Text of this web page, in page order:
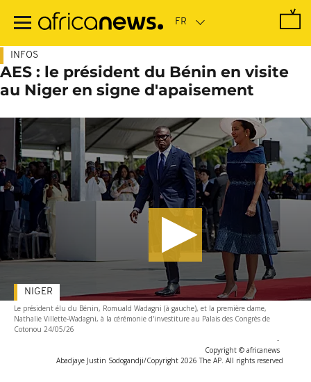
contenu
INFOS
AES : le président du Bénin en visite
au Niger en signe d'apaisement
Le président élu du Bénin, Romuald Wadagni (à gauche), et la première dame,
Nathalie Villette-Wadagni, à la cérémonie d'investiture au Palais des Congrès de
Cotonou 24/05/26
-
Copyright © africanews
Abadjaye Justin Sodogandji/Copyright 2026 The AP. All rights reserved
NIGER